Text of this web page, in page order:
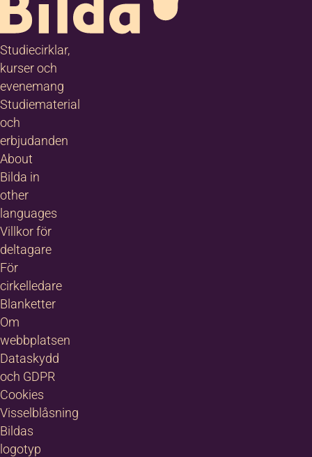
Studiecirklar,
kurser och
evenemang
Studiematerial
och
erbjudanden
About
Bilda in
other
languages
Villkor för
deltagare
För
cirkelledare
Blanketter
Om
webbplatsen
Dataskydd
och GDPR
Cookies
Visselblåsning
Bildas
logotyp